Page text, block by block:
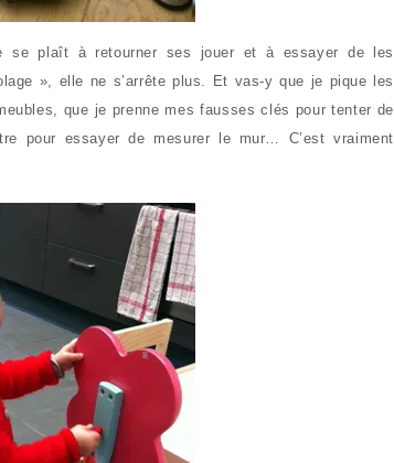
se plaît à retourner ses jouer et à essayer de les
», elle ne s’arrête plus. Et vas-y que je pique les
que je prenne mes fausses clés pour tenter de
pour essayer de mesurer le mur… C’est vraiment